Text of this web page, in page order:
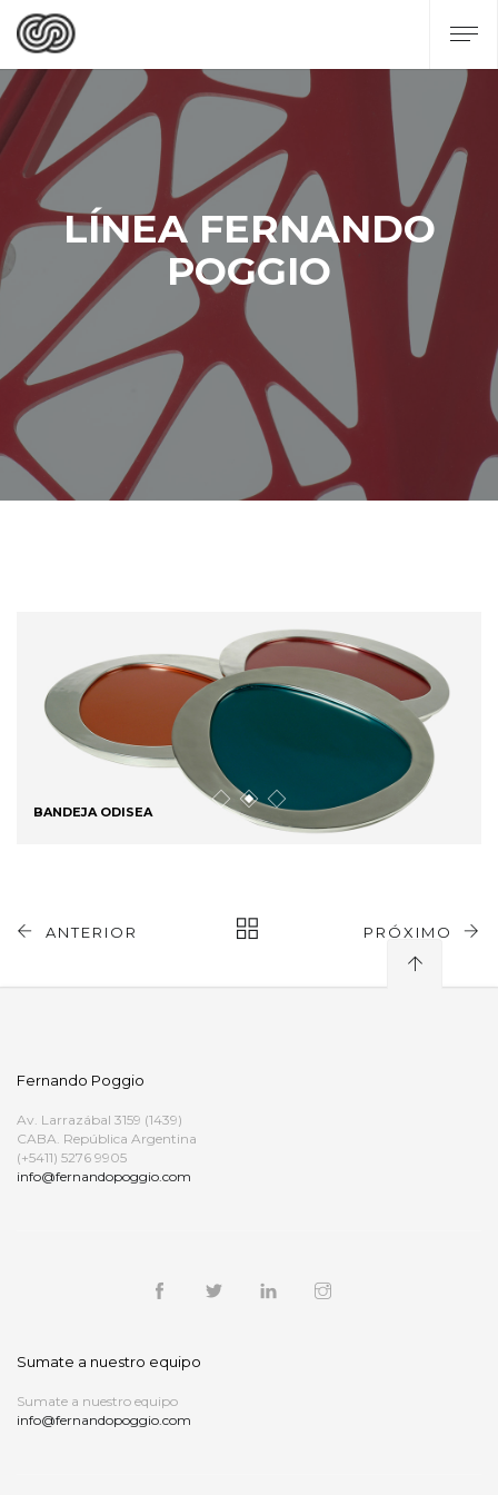
LÍNEA FERNANDO
POGGIO
BANDEJA ODISEA
ANTERIOR PRÓXIMO
Fernando Poggio
Av. Larrazábal 3159 (1439)
CABA. República Argentina
(+5411) 5276 9905
info@fernandopoggio.com
Sumate a nuestro equipo
Sumate a nuestro equipo
info@fernandopoggio.com